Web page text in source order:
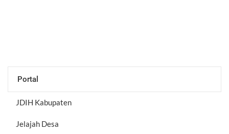
Portal
JDIH Kabupaten
Jelajah Desa